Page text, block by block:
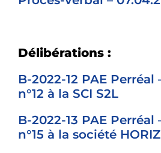
Délibérations :
B-2022-12 PAE
n°12 à la SCI S2L
B-2022-13 PAE
n°15 à la société